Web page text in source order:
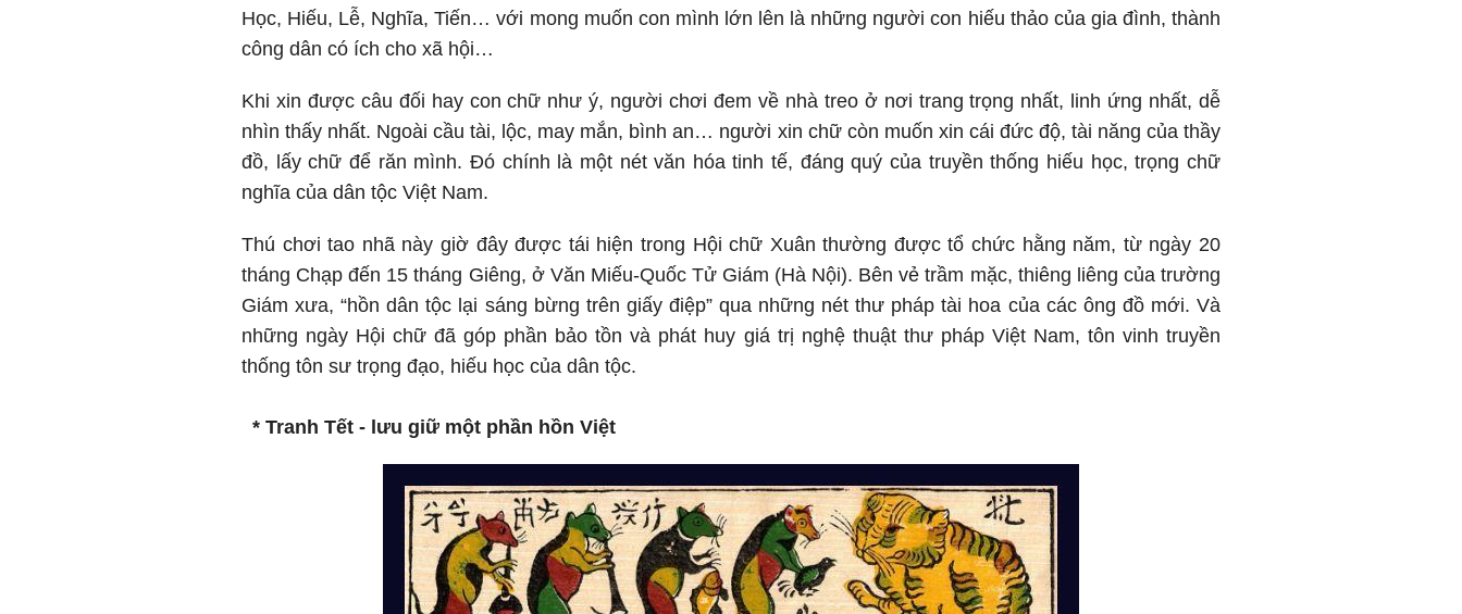
Học, Hiếu, Lễ, Nghĩa, Tiến… với mong muốn con mình lớn lên là những người con hiếu thảo của gia đình, thành
công dân có ích cho xã hội…
Khi xin được câu đối hay con chữ như ý, người chơi đem về nhà treo ở nơi trang trọng nhất, linh ứng nhất, dễ
nhìn thấy nhất. Ngoài cầu tài, lộc, may mắn, bình an… người xin chữ còn muốn xin cái đức độ, tài năng của thầy
đồ, lấy chữ để răn mình. Đó chính là một nét văn hóa tinh tế, đáng quý của truyền thống hiếu học, trọng chữ
nghĩa của dân tộc Việt Nam.
Thú chơi tao nhã này giờ đây được tái hiện trong Hội chữ Xuân thường được tổ chức hằng năm, từ ngày 20
tháng Chạp đến 15 tháng Giêng, ở Văn Miếu-Quốc Tử Giám (Hà Nội). Bên vẻ trầm mặc, thiêng liêng của trường
Giám xưa, “hồn dân tộc lại sáng bừng trên giấy điệp” qua những nét thư pháp tài hoa của các ông đồ mới. Và
những ngày Hội chữ đã góp phần bảo tồn và phát huy giá trị nghệ thuật thư pháp Việt Nam, tôn vinh truyền
thống tôn sư trọng đạo, hiếu học của dân tộc.
* Tranh Tết - lưu giữ một phần hồn Việt